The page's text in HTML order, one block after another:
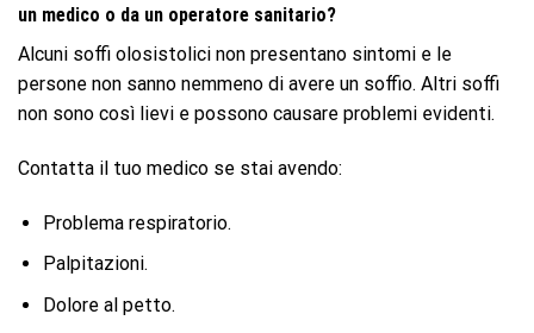
un medico o da un operatore sanitario?
Alcuni soffi olosistolici non presentano sintomi e le
persone non sanno nemmeno di avere un soffio. Altri soffi
non sono così lievi e possono causare problemi evidenti.
Contatta il tuo medico se stai avendo:
Problema respiratorio.
Palpitazioni.
Dolore al petto.